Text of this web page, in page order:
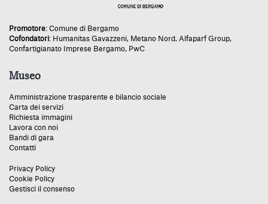
Promotore: Comune di Bergamo
Cofondatori: Humanitas Gavazzeni, Metano Nord, Alfaparf Group,
Confartigianato Imprese Bergamo, PwC
Museo
Amministrazione trasparente e bilancio sociale
Carta dei servizi
Richiesta immagini
Lavora con noi
Bandi di gara
Contatti
Privacy Policy
Cookie Policy
Gestisci il consenso